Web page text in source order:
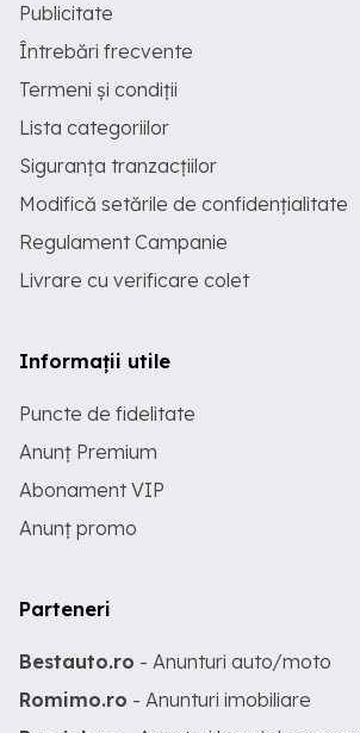
Publicitate
Întrebări frecvente
Termeni și condiții
Lista categoriilor
Siguranța tranzacțiilor
Modifică setările de confidențialitate
Regulament Campanie
Livrare cu verificare colet
Informații utile
Puncte de fidelitate
Anunț Premium
Abonament VIP
Anunț promo
Parteneri
Bestauto.ro - Anunturi auto/moto
Romimo.ro - Anunturi imobiliare